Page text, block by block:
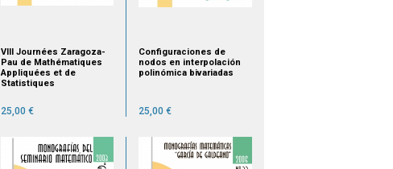
VIII Journées Zaragoza-
Pau de Mathématiques
Appliquées et de
Statistiques
25,00 €
Configuraciones de
nodos en interpolación
polinómica bivariadas
25,00 €